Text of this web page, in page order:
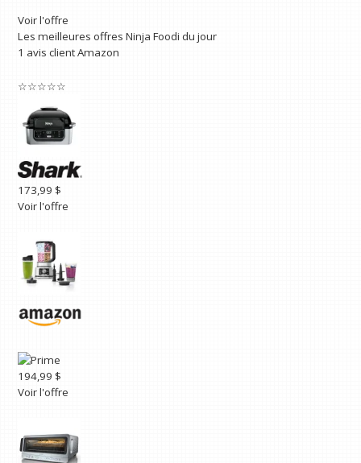
Voir l'offre
Les meilleures offres Ninja Foodi du jour
1 avis client Amazon
☆☆☆☆☆
173,99 $
Voir l'offre
194,99 $
Voir l'offre